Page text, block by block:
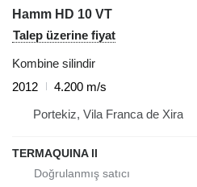
Hamm HD 10 VT
Talep üzerine fiyat
Kombine silindir
2012
4.200 m/s
Portekiz, Vila Franca de Xira
TERMAQUINA ll